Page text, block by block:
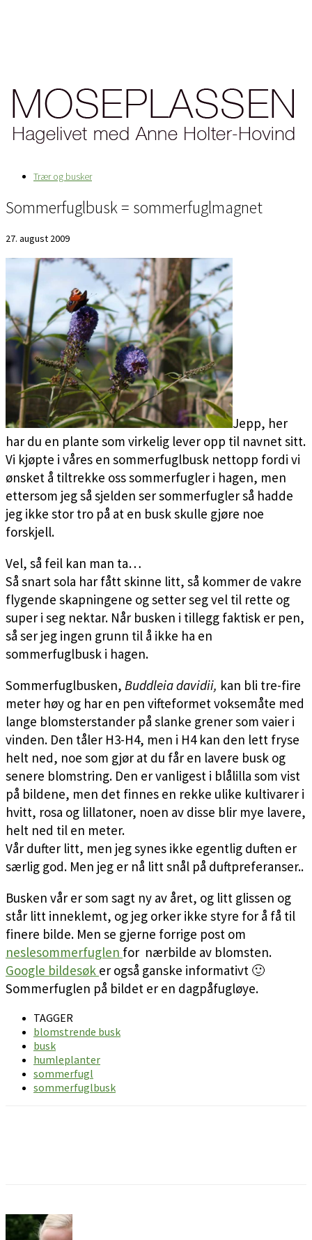
Trær og busker
Sommerfuglbusk = sommerfuglmagnet
27. august 2009
Jepp, her
har du en plante som virkelig lever opp til navnet sitt.
Vi kjøpte i våres en sommerfuglbusk nettopp fordi vi
ønsket å tiltrekke oss sommerfugler i hagen, men
ettersom jeg så sjelden ser sommerfugler så hadde
jeg ikke stor tro på at en busk skulle gjøre noe
forskjell.
Vel, så feil kan man ta…
Så snart sola har fått skinne litt, så kommer de vakre
flygende skapningene og setter seg vel til rette og
super i seg nektar. Når busken i tillegg faktisk er pen,
så ser jeg ingen grunn til å ikke ha en
sommerfuglbusk i hagen.
Sommerfuglbusken, Buddleia davidii, kan bli tre-fire
meter høy og har en pen vifteformet voksemåte med
lange blomsterstander på slanke grener som vaier i
vinden. Den tåler H3-H4, men i H4 kan den lett fryse
helt ned, noe som gjør at du får en lavere busk og
senere blomstring. Den er vanligest i blålilla som vist
på bildene, men det finnes en rekke ulike kultivarer i
hvitt, rosa og lillatoner, noen av disse blir mye lavere,
helt ned til en meter.
Vår dufter litt, men jeg synes ikke egentlig duften er
særlig god. Men jeg er nå litt snål på duftpreferanser..
Busken vår er som sagt ny av året, og litt glissen og
står litt inneklemt, og jeg orker ikke styre for å få til
finere bilde. Men se gjerne forrige post om
neslesommerfuglen for nærbilde av blomsten.
Google bildesøk er også ganske informativt 🙂
Sommerfuglen på bildet er en dagpåfugløye.
TAGGER
blomstrende busk
busk
humleplanter
sommerfugl
sommerfuglbusk